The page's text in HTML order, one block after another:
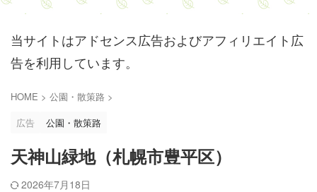
当サイトはアドセンス広告およびアフィリエイト広
告を利用しています。
HOME > 公園・散策路 >
広告
公園・散策路
天神山緑地（札幌市豊平区）
2026年7月18日